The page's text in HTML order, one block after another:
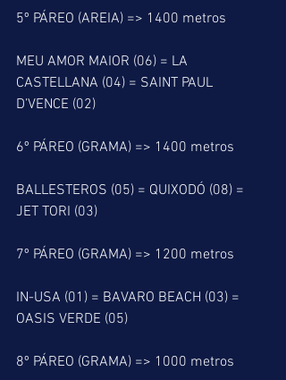
5º PÁREO (AREIA) => 1400 metros
MEU AMOR MAIOR (06) = LA
CASTELLANA (04) = SAINT PAUL
D’VENCE (02)
6º PÁREO (GRAMA) => 1400 metros
BALLESTEROS (05) = QUIXODÓ (08) =
JET TORI (03)
7º PÁREO (GRAMA) => 1200 metros
IN-USA (01) = BAVARO BEACH (03) =
OASIS VERDE (05)
8º PÁREO (GRAMA) => 1000 metros